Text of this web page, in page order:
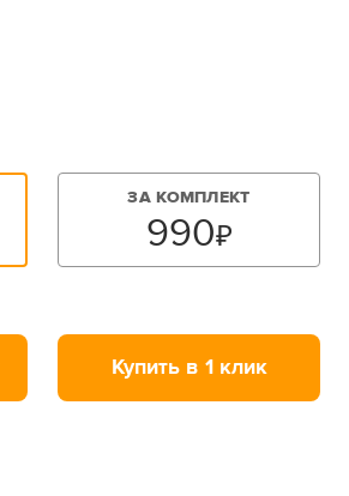
ЗА КОМПЛЕКТ
990₽
Купить в 1 клик